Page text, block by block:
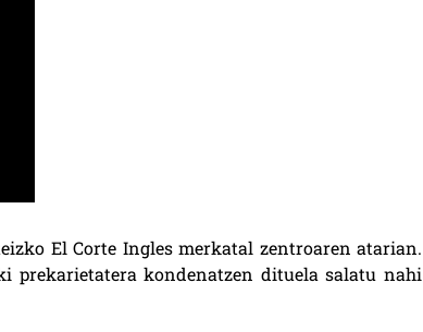
El Corte Ingles merkatal zentroaren atarian.
prekarietatera kondenatzen dituela salatu nahi